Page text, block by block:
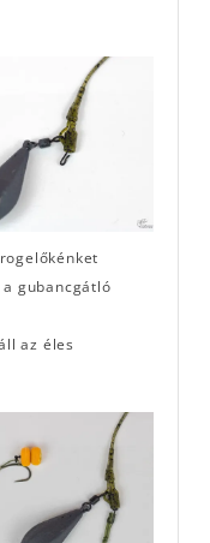
gubancgátló
az éles